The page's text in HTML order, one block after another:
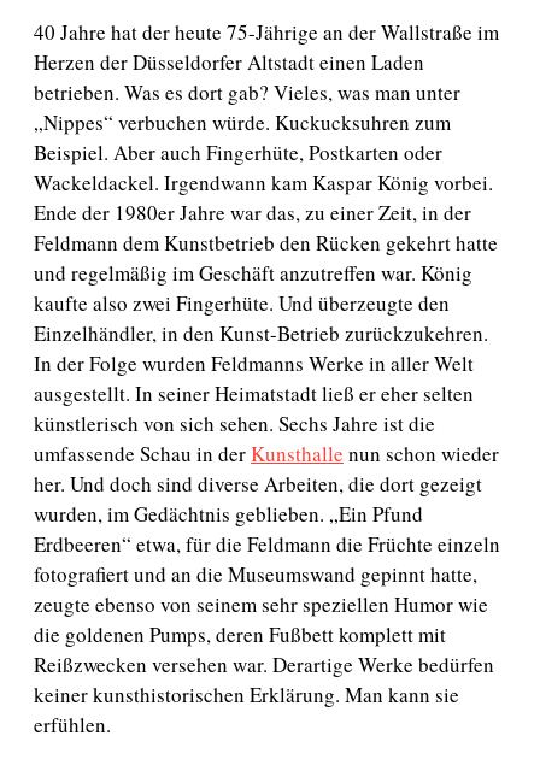
40 Jahre hat der heute 75-Jährige an der Wallstraße im
Herzen der Düsseldorfer Altstadt einen Laden
betrieben. Was es dort gab? Vieles, was man unter
„Nippes“ verbuchen würde. Kuckucksuhren zum
Beispiel. Aber auch Fingerhüte, Postkarten oder
Wackeldackel. Irgendwann kam Kaspar König vorbei.
Ende der 1980er Jahre war das, zu einer Zeit, in der
Feldmann dem Kunstbetrieb den Rücken gekehrt hatte
und regelmäßig im Geschäft anzutreffen war. König
kaufte also zwei Fingerhüte. Und überzeugte den
Einzelhändler, in den Kunst-Betrieb zurückzukehren.
In der Folge wurden Feldmanns Werke in aller Welt
ausgestellt. In seiner Heimatstadt ließ er eher selten
künstlerisch von sich sehen. Sechs Jahre ist die
umfassende Schau in derKunsthalle nun schon wieder
her. Und doch sind diverse Arbeiten, die dort gezeigt
wurden, im Gedächtnis geblieben. „Ein Pfund
Erdbeeren“ etwa, für die Feldmann die Früchte einzeln
fotografiert und an die Museumswand gepinnt hatte,
zeugte ebenso von seinem sehr speziellen Humor wie
die goldenen Pumps, deren Fußbett komplett mit
Reißzwecken versehen war. Derartige Werke bedürfen
keiner kunsthistorischen Erklärung. Man kann sie
erfühlen.